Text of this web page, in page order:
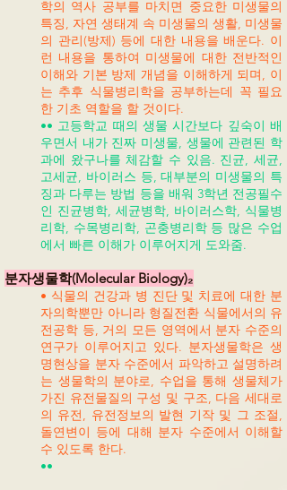
학의 역사 공부를 마치면 중요한 미생물의
특징, 자연 생태계 속 미생물의 생활, 미생물
의 관리(방제) 등에 대한 내용을 배운다. 이
런 내용을 통하여 미생물에 대한 전반적인
이해와 기본 방제 개념을 이해하게 되며, 이
는 추후 식물병리학을 공부하는데 꼭 필요
한 기초 역할을 할 것이다.
•• 고등학교 때의 생물 시간보다 깊숙이 배
우면서 내가 진짜 미생물, 생물에 관련된 학
과에 왔구나를 체감할 수 있음. 진균, 세균,
고세균, 바이러스 등, 대부분의 미생물의 특
징과 다루는 방법 등을 배워 3학년 전공필수
인 진균병학, 세균병학, 바이러스학, 식물병
리학, 수목병리학, 곤충병리학 등 많은 수업
에서 빠른 이해가 이루어지게 도와줌.
분자생물학(Molecular Biology)₂
• 식물의 건강과 병 진단 및 치료에 대한 분
자의학뿐만 아니라 형질전환 식물에서의 유
전공학 등, 거의 모든 영역에서 분자 수준의
연구가 이루어지고 있다. 분자생물학은 생
명현상을 분자 수준에서 파악하고 설명하려
는 생물학의 분야로, 수업을 통해 생물체가
가진 유전물질의 구성 및 구조, 다음 세대로
의 유전, 유전정보의 발현 기작 및 그 조절,
돌연변이 등에 대해 분자 수준에서 이해할
수 있도록 한다.
••